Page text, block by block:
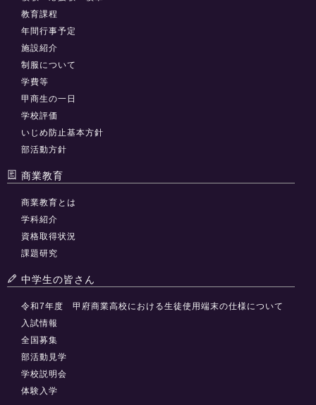
教育課程
年間行事予定
施設紹介
制服について
学費等
甲商生の一日
学校評価
いじめ防止基本方針
部活動方針
商業教育
商業教育とは
学科紹介
資格取得状況
課題研究
中学生の皆さん
令和7年度 甲府商業高校における生徒使用端末の仕様について
入試情報
全国募集
部活動見学
学校説明会
体験入学